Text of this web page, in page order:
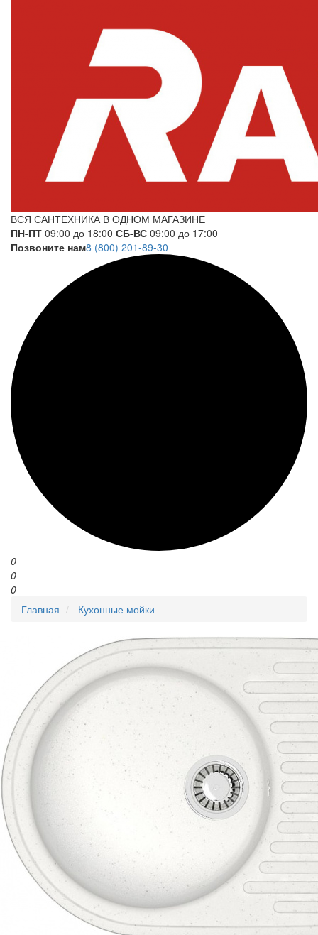
ВСЯ САНТЕХНИКА В ОДНОМ МАГАЗИНЕ
ПН-ПТ 09:00 до 18:00 СБ-ВС 09:00 до 17:00
Позвоните нам8 (800) 201-89-30
0
0
0
Главная
Кухонные мойки